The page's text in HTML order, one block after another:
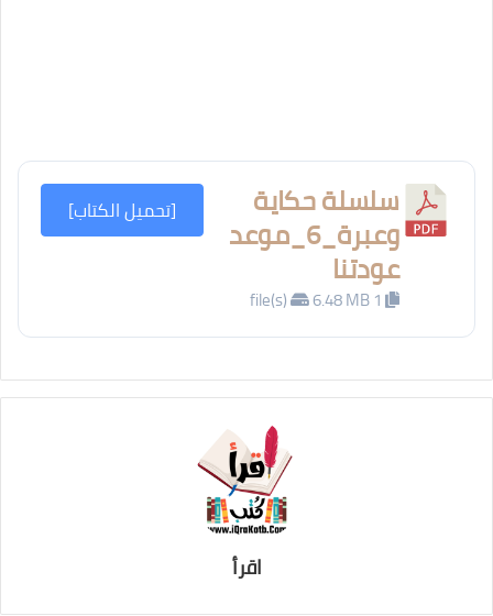
سلسلة حكاية
وعبرة_6_موعد
عودتنا
6.48 MB
[تحميل الكتاب]
اقرأ